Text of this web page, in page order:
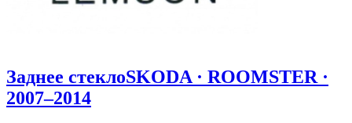
Заднее стеклоSKODA · ROOMSTER ·
2007–2014